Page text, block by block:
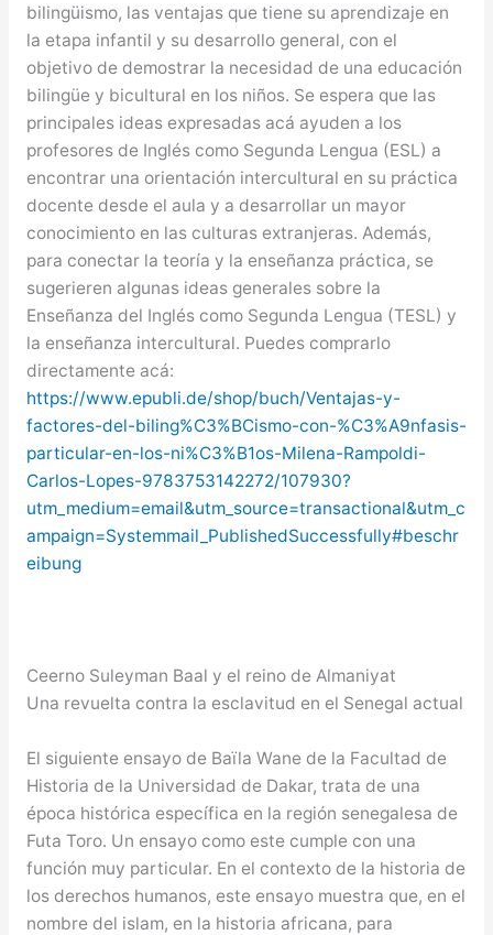
bilingüismo, las ventajas que tiene su aprendizaje en
la etapa infantil y su desarrollo general, con el
objetivo de demostrar la necesidad de una educación
bilingüe y bicultural en los niños. Se espera que las
principales ideas expresadas acá ayuden a los
profesores de Inglés como Segunda Lengua (ESL) a
encontrar una orientación intercultural en su práctica
docente desde el aula y a desarrollar un mayor
conocimiento en las culturas extranjeras. Además,
para conectar la teoría y la enseñanza práctica, se
sugerieren algunas ideas generales sobre la
Enseñanza del Inglés como Segunda Lengua (TESL) y
la enseñanza intercultural. Puedes comprarlo
directamente acá:
https://www.epubli.de/shop/buch/Ventajas-y-
factores-del-biling%C3%BCismo-con-%C3%A9nfasis-
particular-en-los-ni%C3%B1os-Milena-Rampoldi-
Carlos-Lopes-9783753142272/107930?
utm_medium=email&utm_source=transactional&utm_c
ampaign=Systemmail_PublishedSuccessfully#beschr
eibung
Ceerno Suleyman Baal y el reino de Almaniyat
Una revuelta contra la esclavitud en el Senegal actual
El siguiente ensayo de Baïla Wane de la Facultad de
Historia de la Universidad de Dakar, trata de una
época histórica específica en la región senegalesa de
Futa Toro. Un ensayo como este cumple con una
función muy particular. En el contexto de la historia de
los derechos humanos, este ensayo muestra que, en el
nombre del islam, en la historia africana, para